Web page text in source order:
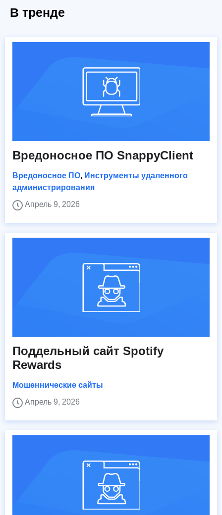
В тренде
Вредоносное ПО SnappyClient
Вредоносное ПО, Инструменты удаленного
администрирования
Апрель 9, 2026
Поддельный сайт Spotify
Rewards
Мошеннические сайты
Апрель 9, 2026